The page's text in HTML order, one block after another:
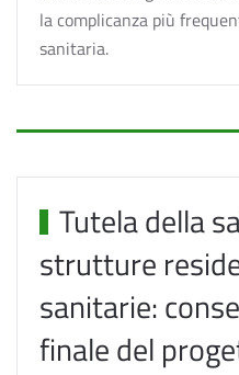
la complicanza più
sanitaria.
Tutela della
strutture
sanitarie:
finale del